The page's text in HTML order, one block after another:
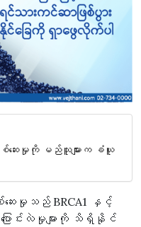
ဆေးမှုကို မည်သူများက ခံယူ
ေးမှုသည် BRCA1 နှင့်
ြောင်းလဲမှုများကို သိရှိနိုင်